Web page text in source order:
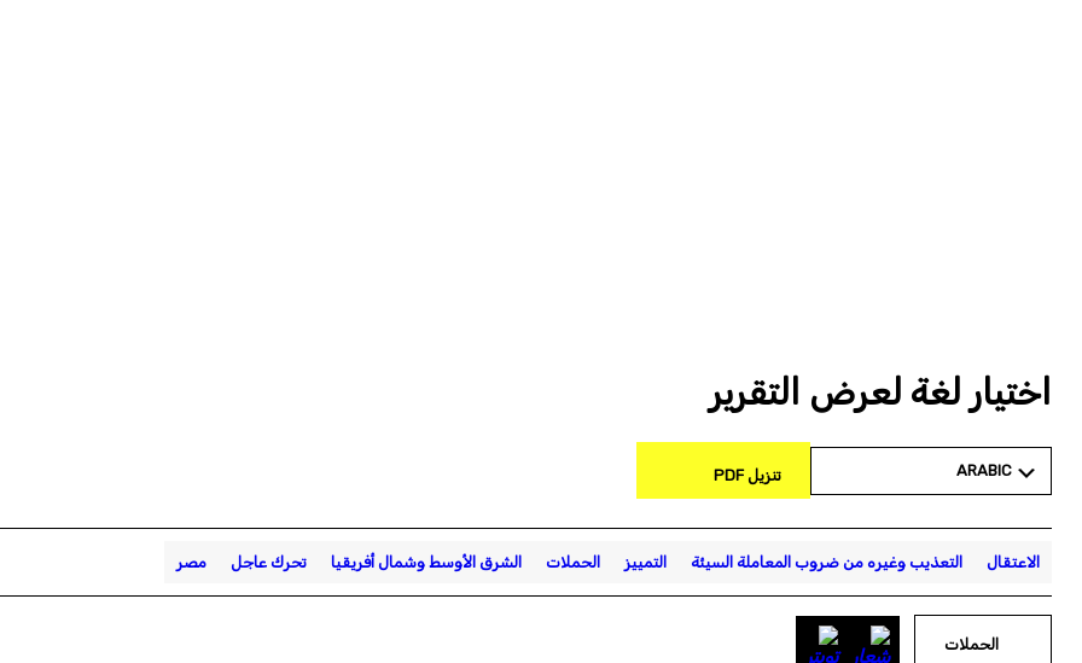
اختيار لغة لعرض التقرير
ARABIC تنزيل PDF
الاعتقال التعذيب وغيره من ضروب المعاملة السيئة التمييز الحملات الشرق الأوسط وشمال أفريقيا تحرك عاجل مصر
الحملات